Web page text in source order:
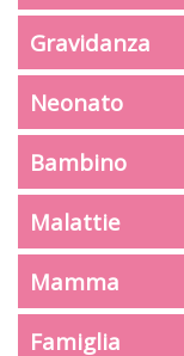
Gravidanza
Neonato
Bambino
Malattie
Mamma
Famiglia